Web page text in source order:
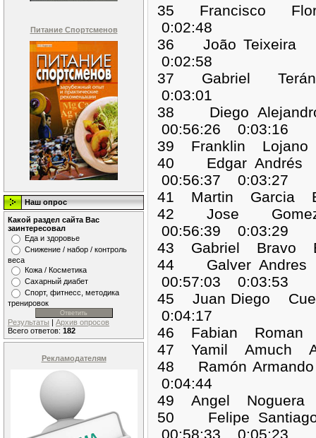
Питание Спортсменов
Наш опрос
Какой раздел сайта Вас
заинтересовал
Еда и здоровье
Снижение / набор / контроль
веса
Кожа / Косметика
Сахарный диабет
Спорт, фитнесс, методика
тренировок
Результаты | Архив опросов
Всего ответов: 182
Рекламодателям
35 Francisco
0:02:48
36 João
0:02:58
37 Gabriel
0:03:01
38 Diego
00:56:26 0:03:16
39 Franklin
40 Edgar
00:56:37 0:03:27
41 Martin Garcia
42 Jose Gomez
00:56:39 0:03:29
43 Gabriel Bravo
44 Galver
00:57:03 0:03:53
45 Juan Diego
0:04:17
46 Fabian Roman
47 Yamil Amuch
48 Ramón
0:04:44
49 Angel Noguera
50 Felipe
00:58:33 0:05:23